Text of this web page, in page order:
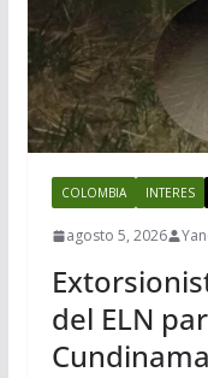
COLOMBIA INTERES
agosto 5, 2026
del ELN